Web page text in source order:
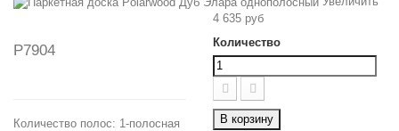
P7904
Количество полос: 1-полосная
4 635 руб
Количество
В корзину